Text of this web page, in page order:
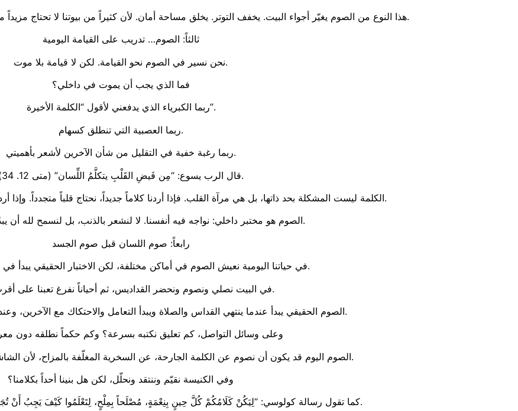
هذا النوع من الصوم يغيّر أجواء البيت. يخفف التوتر. يخلق مساحة أمان. لأن كثيراً من بيوتنا لا تحتاج مزيداً من الوعظ، بل تحتاج كلمة لطيفة تُعيد الدفء.
ثالثاً: الصوم… تدريب على القيامة اليومية
نحن نسير في الصوم نحو القيامة. لكن لا قيامة بلا موت.
فما الذي يجب أن يموت في داخلي؟
ربما الكبرياء الذي يدفعني لأقول “الكلمة الأخيرة”.
ربما العصبية التي تنطلق كسهام.
ربما رغبة خفية في التقليل من شأن الآخرين لأشعر بأهميتي.
قال الرب يسوع: “مِن فَيضِ القَلْبِ يتكلَّمُ اللِّسان” (متى 12. 34).
الكلمة ليست المشكلة بحد ذاتها، بل هي مرآة القلب. فإذا أردنا كلاماً جديداً، نحتاج قلباً متجدداً. وإذا أردنا لساناً يبارك، نحتاج قلباً اختبر البركة.
الصوم هو مختبر داخلي: نواجه فيه أنفسنا. لا لنشعر بالذنب، بل لنسمح لله أن يبدّل مصادر كلامنا.
رابعاً: صوم اللسان قبل صوم الجسد
في حياتنا اليومية نعيش الصوم في أماكن مختلفة، لكن الاختبار الحقيقي يبدأ في التفاصيل الصغيرة.
في البيت نصلي ونصوم ونحضر القداديس، ثم أحياناً نفرغ تعبنا على أقرب الناس.
الصوم الحقيقي يبدأ عندما ينتهي القداس والصلاة ويبدأ التعامل والاحتكاك مع الآخرين، وعند الاستفزاز يظهر نوع صومنا.
وعلى وسائل التواصل، كم تعليق نكتبه بسرعة؟ وكم حكماً نطلقه دون
الصوم اليوم قد يكون أن نصوم عن الكلمة الجارحة، عن السخرية المغلّفة بالمزاح، لأن الشاشة لا تلغي مسؤوليتنا الروحية.
وفي الكنيسة نقيّم وننتقد ونحلّل، لكن هل بنينا أحداً بكلامنا؟
كما تقول رسالة كولوسي: “لِيَكُنْ كَلَامُكُمْ كُلَّ حِينٍ بِنِعْمَةٍ، مُصْلَحاً بِمِلْحٍ، لِتَعْلَمُوا كَيْفَ يَجِبُ أَنْ تُجَاوِبُوا كُلَّ وَاحِدٍ.” (كولوسي 4. 6).